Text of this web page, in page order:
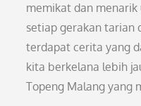
memikat dan
setiap gerakan tarian
terdapat cerita yang
kita berkelana lebih
Topeng Malang yang